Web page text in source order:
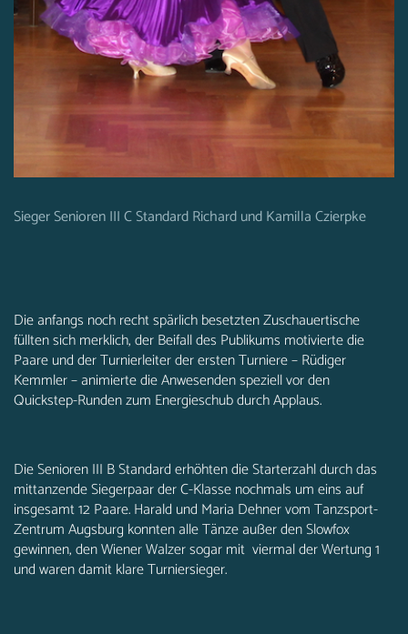
Sieger Senioren III C Standard Richard und Kamilla Czierpke
Die anfangs noch recht spärlich besetzten Zuschauertische
füllten sich merklich, der Beifall des Publikums motivierte die
Paare und der Turnierleiter der ersten Turniere – Rüdiger
Kemmler – animierte die Anwesenden speziell vor den
Quickstep-Runden zum Energieschub durch Applaus.
Die Senioren III B Standard erhöhten die Starterzahl durch das
mittanzende Siegerpaar der C-Klasse nochmals um eins auf
insgesamt 12 Paare. Harald und Maria Dehner vom Tanzsport-
Zentrum Augsburg konnten alle Tänze außer den Slowfox
gewinnen, den Wiener Walzer sogar mit viermal der Wertung 1
und waren damit klare Turniersieger.